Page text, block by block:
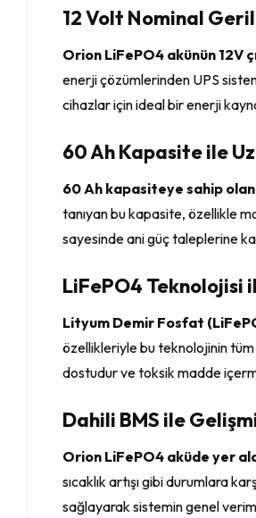
12 Volt Nominal
Orion LiFePO4 akünün 12V
enerji çözümlerinden UPS
cihazlar için ideal bir enerji
60 Ah Kapasite ile
60 Ah kapasiteye sahip
tanıyan bu kapasite, özellikle
sayesinde ani güç taleplerine
LiFePO4 Teknolojisi
Lityum Demir Fosfat
özellikleriyle bu teknolojinin tüm
dostudur ve toksik madde
Dahili BMS ile
Orion LiFePO4 aküde yer
sıcaklık artışı gibi durumlara
sağlayarak sistemin genel